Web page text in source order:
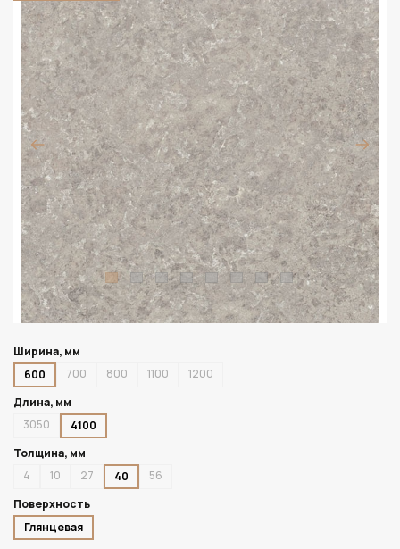
Ширина, мм
600
700 800 1100
1200
Длина, мм
3050
4100
Толщина, мм
4
10 27 40
56
Поверхность
Глянцевая